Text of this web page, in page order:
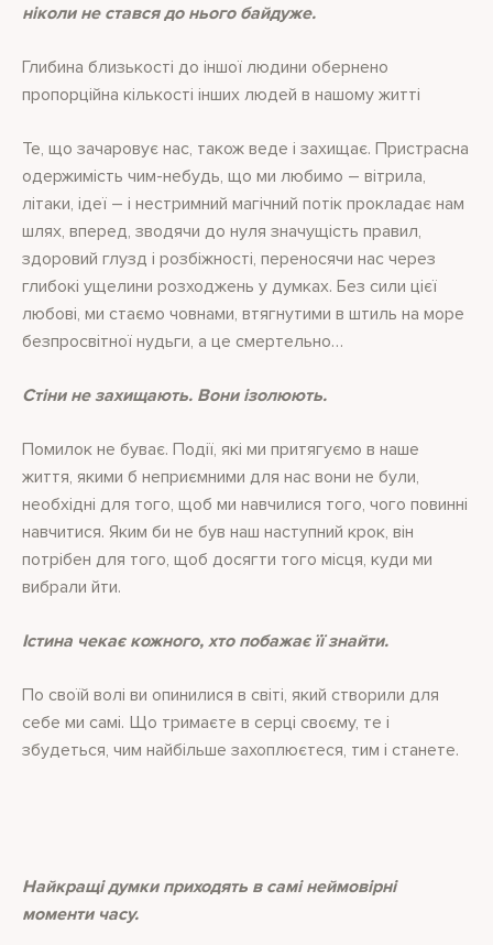
ніколи не стався до нього байдуже.
Глибина близькості до іншої людини обернено
пропорційна кількості інших людей в нашому житті
Те, що зачаровує нас, також веде і захищає. Пристрасна
одержимість чим-небудь, що ми любимо – вітрила,
літаки, ідеї – і нестримний магічний потік прокладає нам
шлях, вперед, зводячи до нуля значущість правил,
здоровий глузд і розбіжності, переносячи нас через
глибокі ущелини розходжень у думках. Без сили цієї
любові, ми стаємо човнами, втягнутими в штиль на море
безпросвітної нудьги, а це смертельно…
Стіни не захищають. Вони ізолюють.
Помилок не буває. Події, які ми притягуємо в наше
життя, якими б неприємними для нас вони не були,
необхідні для того, щоб ми навчилися того, чого повинні
навчитися. Яким би не був наш наступний крок, він
потрібен для того, щоб досягти того місця, куди ми
вибрали йти.
Істина чекає кожного, хто побажає її знайти.
По своїй волі ви опинилися в світі, який створили для
себе ми самі. Що тримаєте в серці своєму, те і
збудеться, чим найбільше захоплюєтеся, тим і станете.
Найкращі думки приходять в самі неймовірні
моменти часу.